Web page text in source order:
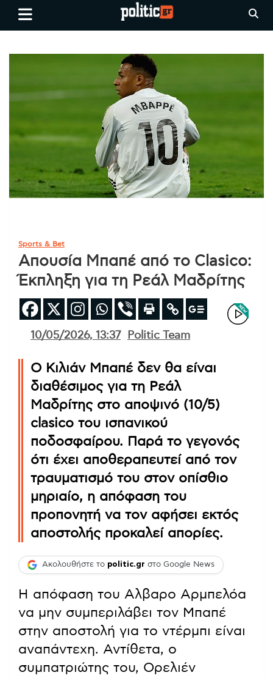
Skip
Ειδήσεις απο τη
Θεσσαλονίκη, την Ελλάδα και
όλο τον Κόσμο
politic.gr
Sports & Bet
Απουσία Μπαπέ από το Clasico:
Έκπληξη για τη Ρεάλ Μαδρίτης
10/05/2026, 13:37 Politic Team
Ο Κιλιάν Μπαπέ δεν θα είναι
διαθέσιμος για τη Ρεάλ
Μαδρίτης στο αποψινό (10/5)
clasico του ισπανικού
ποδοσφαίρου. Παρά το γεγονός
ότι έχει αποθεραπευτεί από τον
τραυματισμό του στον οπίσθιο
μηριαίο, η απόφαση του
προπονητή να τον αφήσει εκτός
αποστολής προκαλεί απορίες.
Ακολουθήστε το politic.gr στο Google News
Η απόφαση του Αλβαρο Αρμπελόα
να μην συμπεριλάβει τον Μπαπέ
στην αποστολή για το ντέρμπι είναι
αναπάντεχη. Αντίθετα, ο
συμπατριώτης του, Ορελιέν